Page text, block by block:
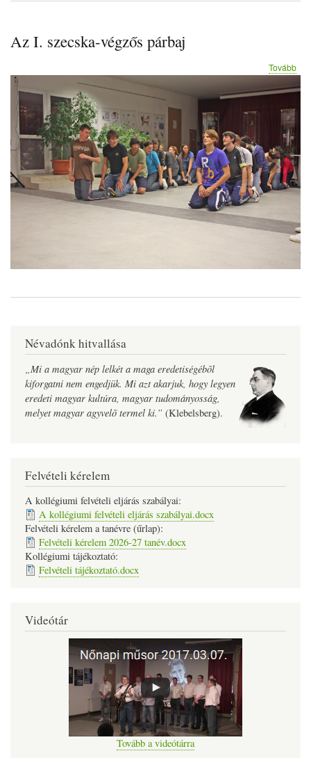
Az I. szecska-végzős párbaj
Tovább(Az
I.
Névadónk hitvallása
„Mi a magyar nép lelkét a maga eredetiségébõl
kiforgatni nem engedjük. Mi azt akarjuk, hogy legyen
eredeti magyar kultúra, magyar tudományosság,
melyet magyar agyvelõ termel ki.” (Klebelsberg).
Felvételi kérelem
A kollégiumi felvételi eljárás szabályai:
A kollégiumi felvételi eljárás szabályai.docx
Felvételi kérelem a tanévre (űrlap):
Felvételi kérelem 2026-27 tanév.docx
Kollégiumi tájékoztató:
Felvételi tájékoztató.docx
Videótár
Tovább a videótárra